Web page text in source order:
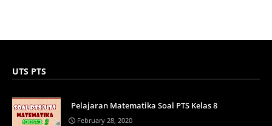
UTS PTS
Pelajaran Matematika Soal PTS Kelas 8
February 28, 2020